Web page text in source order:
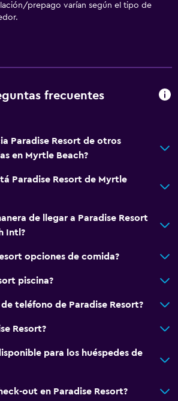
prepago varían según el tipo de
frecuentes
Paradise Resort de otros
en Myrtle Beach?
Paradise Resort de Myrtle
de llegar a Paradise Resort
Intl?
opciones de comida?
piscina?
teléfono de Paradise Resort?
Resort?
para los huéspedes de
out en Paradise Resort?